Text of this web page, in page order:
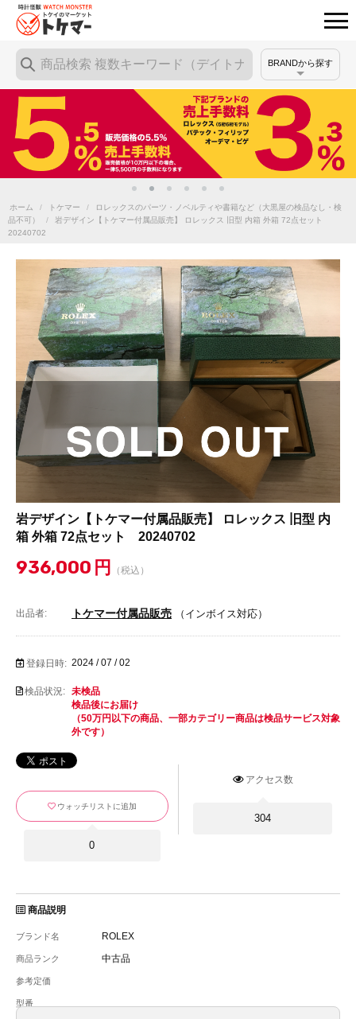
BRANDから探す
ホーム / トケマー /
ロレックスのパーツ・ノベルティや書籍など（大黒屋の検品なし・検
品不可）
/
岩デザイン【トケマー付属品販売】 ロレックス 旧型 内箱 外箱 72点セット
20240702
岩デザイン【トケマー付属品販売】 ロレックス 旧型 内
箱 外箱 72点セット 20240702
936,000 円 （税込）
出品者: トケマー付属品販売 （インボイス対応）
登録日時: 2024 / 07 / 02
検品状況: 未検品
検品後にお届け
（50万円以下の商品、一部カテゴリー商品は検品サービス対象
外です）
アクセス数
304
ウォッチリストに追加
0
商品説明
ブランド名 ROLEX
商品ランク 中古品
参考定価
型番